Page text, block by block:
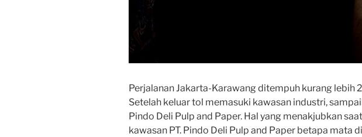
Perjalanan Jakarta-Karawang ditempuh kurang lebih
Setelah keluar tol memasuki kawasan industri,
Pindo Deli Pulp and Paper. Hal yang menakjubkan
kawasan PT. Pindo Deli Pulp and Paper betapa mata